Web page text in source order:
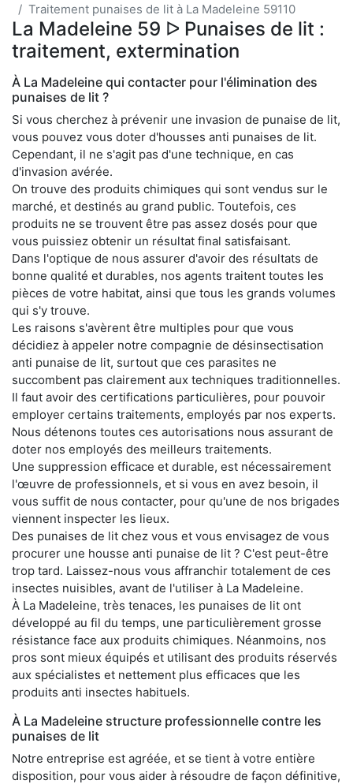
Traitement punaises de lit à La Madeleine 59110
La Madeleine 59 ᐅ Punaises de lit :
traitement, extermination
À La Madeleine qui contacter pour l'élimination des
punaises de lit ?
Si vous cherchez à prévenir une invasion de punaise de lit,
vous pouvez vous doter d'housses anti punaises de lit.
Cependant, il ne s'agit pas d'une technique, en cas
d'invasion avérée.
On trouve des produits chimiques qui sont vendus sur le
marché, et destinés au grand public. Toutefois, ces
produits ne se trouvent être pas assez dosés pour que
vous puissiez obtenir un résultat final satisfaisant.
Dans l'optique de nous assurer d'avoir des résultats de
bonne qualité et durables, nos agents traitent toutes les
pièces de votre habitat, ainsi que tous les grands volumes
qui s'y trouve.
Les raisons s'avèrent être multiples pour que vous
décidiez à appeler notre compagnie de désinsectisation
anti punaise de lit, surtout que ces parasites ne
succombent pas clairement aux techniques traditionnelles.
Il faut avoir des certifications particulières, pour pouvoir
employer certains traitements, employés par nos experts.
Nous détenons toutes ces autorisations nous assurant de
doter nos employés des meilleurs traitements.
Une suppression efficace et durable, est nécessairement
l'œuvre de professionnels, et si vous en avez besoin, il
vous suffit de nous contacter, pour qu'une de nos brigades
viennent inspecter les lieux.
Des punaises de lit chez vous et vous envisagez de vous
procurer une housse anti punaise de lit ? C'est peut-être
trop tard. Laissez-nous vous affranchir totalement de ces
insectes nuisibles, avant de l'utiliser à La Madeleine.
À La Madeleine, très tenaces, les punaises de lit ont
développé au fil du temps, une particulièrement grosse
résistance face aux produits chimiques. Néanmoins, nos
pros sont mieux équipés et utilisant des produits réservés
aux spécialistes et nettement plus efficaces que les
produits anti insectes habituels.
À La Madeleine structure professionnelle contre les
punaises de lit
Notre entreprise est agréée, et se tient à votre entière
disposition, pour vous aider à résoudre de façon définitive,